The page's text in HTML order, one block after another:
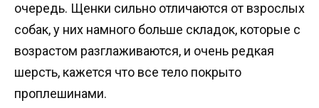
очередь. Щенки сильно отличаются от взрослых
собак, у них намного больше складок, которые с
возрастом разглаживаются, и очень редкая
шерсть, кажется что все тело покрыто
проплешинами.